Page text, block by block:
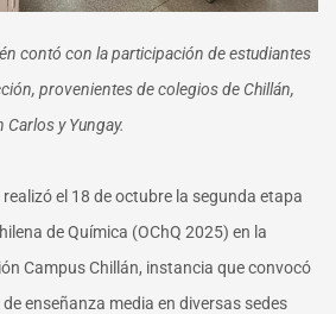
contó con la participación de estudiantes
provenientes de colegios de Chillán,
Carlos y Yungay.
el 18 de octubre la segunda etapa
de Química (OChQ 2025) en la
Campus Chillán, instancia que convocó
enseñanza media en diversas sedes